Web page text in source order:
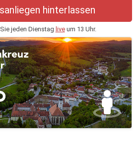
hinterlassen
jeden Dienstag liveum 13 Uhr.